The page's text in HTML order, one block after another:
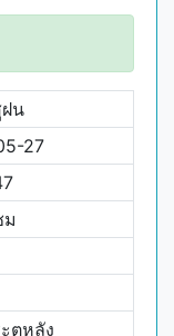
น
27
ตูหลัง